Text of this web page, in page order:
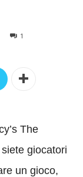
1
The
giocatori
un gioco,